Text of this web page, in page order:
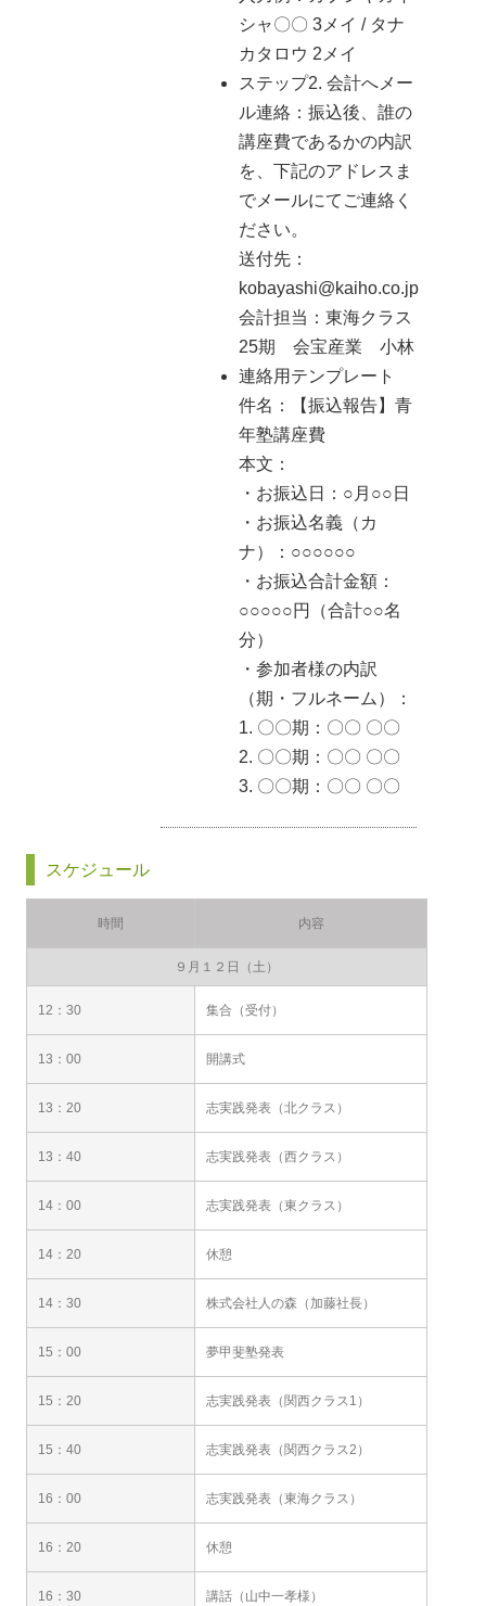
シャ〇〇 3メイ / タナ
カタロウ 2メイ
ステップ2. 会計へメー
ル連絡：振込後、誰の
講座費であるかの内訳
を、下記のアドレスま
でメールにてご連絡く
ださい。
送付先：
kobayashi@kaiho.co.jp
会計担当：東海クラス
25期 会宝産業 小林
連絡用テンプレート
件名：【振込報告】青
年塾講座費
本文：
・お振込日：○月○○日
・お振込名義（カ
ナ）：○○○○○○
・お振込合計金額：
○○○○○円（合計○○名
分）
・参加者様の内訳
（期・フルネーム）：
1. 〇〇期：〇〇 〇〇
2. 〇〇期：〇〇 〇〇
3. 〇〇期：〇〇 〇〇
スケジュール
時間 内容
９月１２日（土）
12：30 集合（受付）
13：00 開講式
13：20 志実践発表（北クラス）
13：40 志実践発表（西クラス）
14：00 志実践発表（東クラス）
14：20 休憩
14：30 株式会社人の森（加藤社長）
15：00 夢甲斐塾発表
15：20 志実践発表（関西クラス1）
15：40 志実践発表（関西クラス2）
16：00 志実践発表（東海クラス）
16：20 休憩
16：30 講話（山中一孝様）